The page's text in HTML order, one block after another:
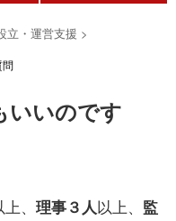
立・運営支援 >
問
いいのです
、 理事３人以上、 監